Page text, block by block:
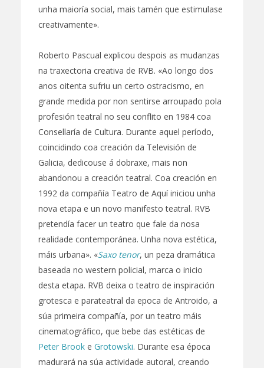
unha maioría social, mais tamén que estimulase
creativamente».
Roberto Pascual explicou despois as mudanzas
na traxectoria creativa de RVB. «Ao longo dos
anos oitenta sufriu un certo ostracismo, en
grande medida por non sentirse arroupado pola
profesión teatral no seu conflito en 1984 coa
Consellaría de Cultura. Durante aquel período,
coincidindo coa creación da Televisión de
Galicia, dedicouse á dobraxe, mais non
abandonou a creación teatral. Coa creación en
1992 da compañía Teatro de Aquí iniciou unha
nova etapa e un novo manifesto teatral. RVB
pretendía facer un teatro que fale da nosa
realidade contemporánea. Unha nova estética,
máis urbana». «Saxo tenor, un peza dramática
baseada no western policial, marca o inicio
desta etapa. RVB deixa o teatro de inspiración
grotesca e parateatral da epoca de Antroido, a
súa primeira compañía, por un teatro máis
cinematográfico, que bebe das estéticas de
Peter Brooke Grotowski. Durante esa época
madurará na súa actividade autoral, creando